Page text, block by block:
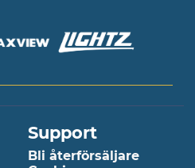
Support
Bli återförsäljare